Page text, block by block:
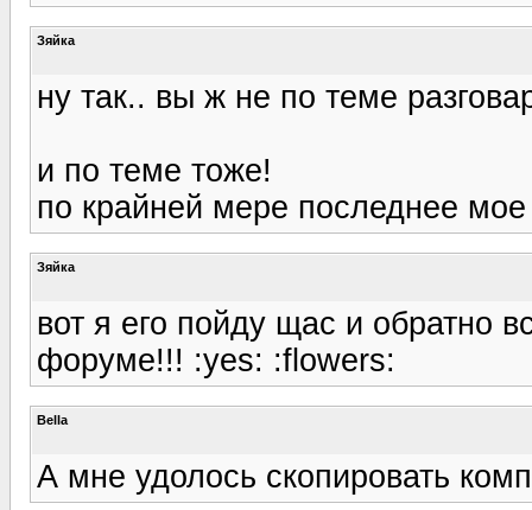
Зяйка
ну так.. вы ж не по теме
и по теме тоже!
по крайней мере последнее
Зяйка
вот я его пойду щас и обратно
форуме!!! :yes: :flowers:
Bella
А мне удолось скопировать